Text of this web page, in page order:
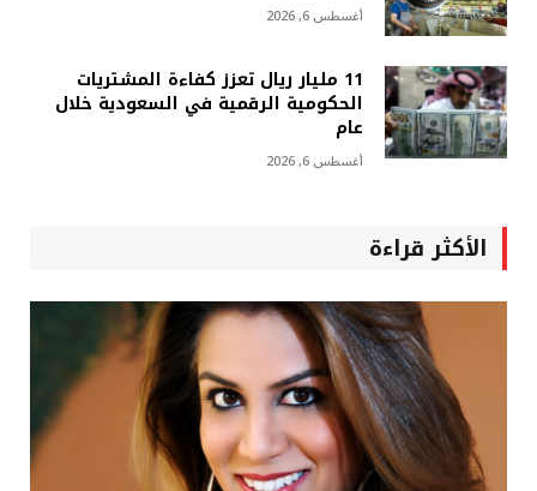
أغسطس 6, 2026
11 مليار ريال تعزز كفاءة المشتريات
الحكومية الرقمية في السعودية خلال
عام
أغسطس 6, 2026
الأكثر قراءة